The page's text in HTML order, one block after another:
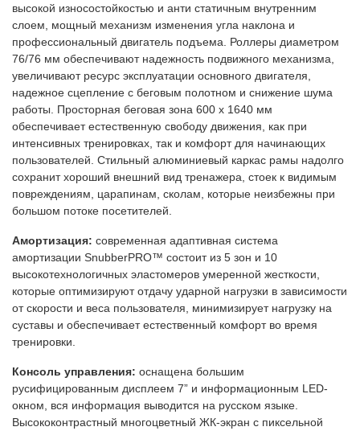
высокой износостойкостью и анти статичным внутренним
слоем, мощный механизм изменения угла наклона и
профессиональный двигатель подъема. Роллеры диаметром
76/76 мм обеспечивают надежность подвижного механизма,
увеличивают ресурс эксплуатации основного двигателя,
надежное сцепление с беговым полотном и снижение шума
работы. Просторная беговая зона 600 х 1640 мм
обеспечивает естественную свободу движения, как при
интенсивных тренировках, так и комфорт для начинающих
пользователей. Стильный алюминиевый каркас рамы надолго
сохранит хороший внешний вид тренажера, стоек к видимым
повреждениям, царапинам, сколам, которые неизбежны при
большом потоке посетителей.
Амортизация: современная адаптивная система
амортизации SnubberPRO™ состоит из 5 зон и 10
высокотехнологичных эластомеров умеренной жесткости,
которые оптимизируют отдачу ударной нагрузки в зависимости
от скорости и веса пользователя, минимизирует нагрузку на
суставы и обеспечивает естественный комфорт во время
тренировки.
Консоль управления: оснащена большим
русифицированным дисплеем 7” и информационным LED-
окном, вся информация выводится на русском языке.
Высококонтрастный многоцветный ЖК-экран с пиксельной